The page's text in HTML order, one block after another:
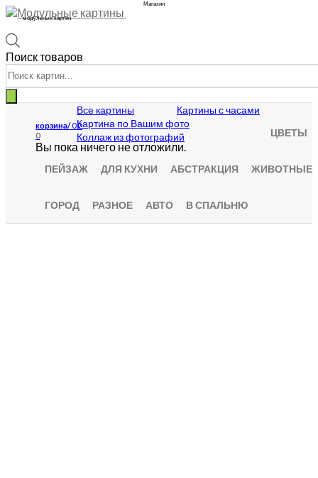
Магазин
модульных картин
Поиск товаров
корзина/0₽
0
Вы пока ничего не отложили.
Все картины
Картины с часами
Картина по Вашим фото
Коллаж из фотографий
ЦВЕТЫ
ПЕЙЗАЖ ДЛЯ КУХНИ АБСТРАКЦИЯ ЖИВОТНЫЕ
ГОРОД РАЗНОЕ АВТО В СПАЛЬНЮ